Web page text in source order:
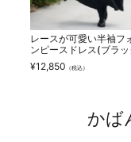
レースが可愛い半袖フ
ンピースドレス(ブラ
¥12,850 （税込）
かば